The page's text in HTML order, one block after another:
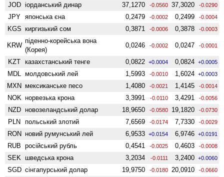
JOD іорданський динар 37,1270 -0.0560 37,3020 -0.0290
JPY японська єна 0,2479 -0.0002 0,2499 -0.0004
KGS киргизький сом 0,3871 -0.0006 0,3878 -0.0003
KRW
піденно-корейська вона
(Корея)
0,0246 -0.0002 0,0247 -0.0001
KZT казахстанський тенге 0,0822 +0.0004 0,0824 +0.0005
MDL молдовський лей 1,5993 -0.0010 1,6024 +0.0003
MXN мексиканське песо 1,4080 -0.0021 1,4145 -0.0014
NOK норвезька крона 3,3991 -0.0110 3,4291 -0.0056
NZD ново­зеландський долар 18,9650 -0.0580 19,1820 -0.0730
PLN польський злотий 7,6569 -0.0174 7,7330 -0.0029
RON новий румунський лей 6,9533 +0.0154 6,9746 +0.0191
RUB російський рубль 0,4541 -0.0025 0,4603 -0.0008
SEK шведська крона 3,2034 -0.0111 3,2400 +0.0060
SGD сінгапурський долар 19,9750 -0.0180 20,0910 -0.0660